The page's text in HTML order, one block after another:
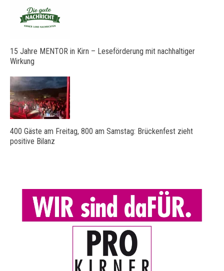
15 Jahre MENTOR in Kirn – Leseförderung mit nachhaltiger
Wirkung
400 Gäste am Freitag, 800 am Samstag: Brückenfest zieht
positive Bilanz